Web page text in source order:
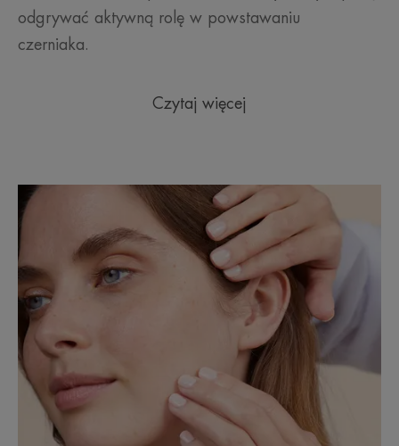
odgrywać aktywną rolę w powstawaniu
czerniaka.
Czytaj więcej